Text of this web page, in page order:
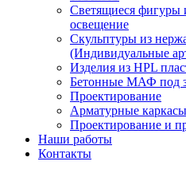
Светящиеся фигуры
освещение
Скульптуры из
(Индивидуальные
Изделия из HPL
Бетонные МАФ под
Проектирование
Арматурные
Проектирование и
Наши работы
Контакты